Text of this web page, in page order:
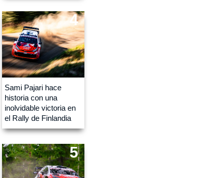
4
Sami Pajari hace
historia con una
inolvidable victoria en
el Rally de Finlandia
5